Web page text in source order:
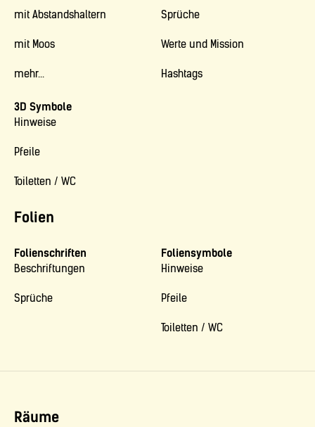
Folien
mit Abstandshaltern
mit Moos
mehr...
Sprüche
Werte und Mission
Hashtags
3D Symbole
Hinweise
Pfeile
Toiletten / WC
Folienschriften
Beschriftungen
Sprüche
Foliensymbole
Hinweise
Pfeile
Toiletten / WC
Räume